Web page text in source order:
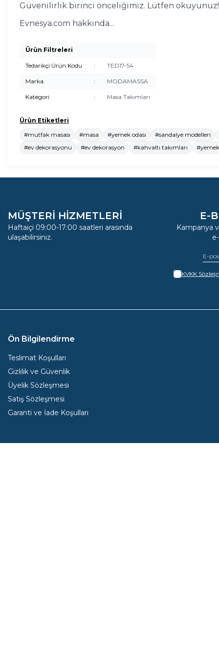
Güvenilirlik birinci önceliğimiz. Lütfen okuyunuz!
Evnesya.com hakkında...
Ürün Filtreleri
Tedarikçi Ürün Kodu : TED17-54
Marka : MODAMASSA
Kategori : Masa Takımları
Ürün Etiketleri
#mutfak masası
#masa #yemek odası
#sandalye modelleri
#ev dekorasyonu
#ev dekorasyon #kahvaltı takımları #yemek
MÜŞTERİ HİZMETLERİ
Haftaiçi 09:00-17:00 saatleri arasında
ulaşabilirsiniz.
E-
Kampanya
KVKK
Ön Bilgilendirme
Teslimat Koşulları
Gizlilik ve Güvenlik
Üyelik Sözleşmesi
Satış Sözleşmesi
Garanti ve İade Koşulları